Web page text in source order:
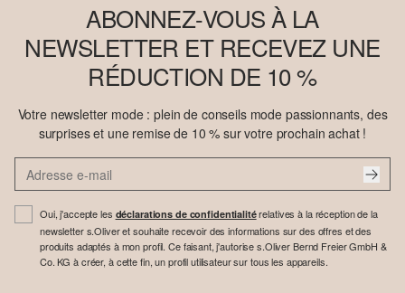
ABONNEZ-VOUS À LA
NEWSLETTER ET RECEVEZ UNE
RÉDUCTION DE 10 %
Votre newsletter mode : plein de conseils mode passionnants, des
surprises et une remise de 10 % sur votre prochain achat !
Oui, j'accepte les déclarations de confidentialitérelatives à la réception de la
newsletter s.Oliver et souhaite recevoir des informations sur des offres et des
produits adaptés à mon profil. Ce faisant, j'autorise s.Oliver Bernd Freier GmbH &
Co. KG à créer, à cette fin, un profil utilisateur sur tous les appareils.